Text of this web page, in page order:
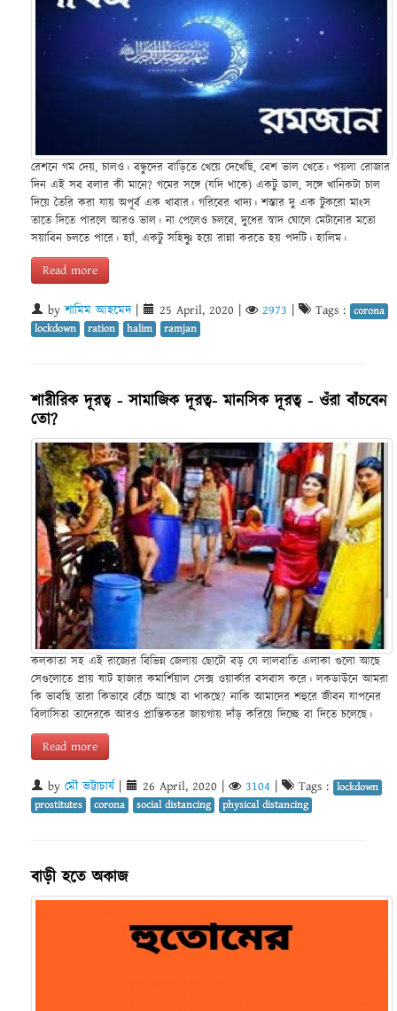
রেশনে গম দেয়, চালও। বন্ধুদের বাড়িতে খেয়ে দেখেছি, বেশ ভাল খেতে। পয়লা রোজার
দিন এই সব বলার কী মানে? গমের সঙ্গে (যদি থাকে) একটু ডাল, সঙ্গে খানিকটা চাল
দিয়ে তৈরি করা যায় অপূর্ব এক খাবার। গরিবের খাদ্য। শস্তার দু এক টুকরো মাংস
তাতে দিতে পারলে আরও ভাল। না পেলেও চলবে, দুধের স্বাদ ঘোলে মেটানোর মতো
সয়াবিন চলতে পারে। হ্যাঁ, একটু সহিষ্ণু হয়ে রান্না করতে হয় পদটি। হালিম।
Read more
byশামিম আহমেদ| 25 April, 2020 | 2973 | Tags : corona
lockdown
ration halim ramjan
শারীরিক দূরত্ব - সামাজিক দূরত্ব- মানসিক দূরত্ব - ওঁরা বাঁচবেন
তো?
কলকাতা সহ এই রাজ্যের বিভিন্ন জেলায় ছোটো বড় যে লালবাতি এলাকা গুলো আছে
সেগুলোতে প্রায় ষাট হাজার কমার্শিয়াল সেক্স ওয়ার্কার বসবাস করে। লকডাউনে আমরা
কি ভাবছি তারা কিভাবে বেঁচে আছে বা থাকছে? নাকি আমাদের শহুরে জীবন যাপনের
বিলাসিতা তাদেরকে আরও প্রান্তিকতর জায়গায় দাঁড় করিয়ে দিচ্ছে বা দিতে চলেছে।
Read more
by মৌ ভট্টাচার্য | 26 April, 2020 | 3104 | Tags : lockdown
prostitutes
corona social distancing physical distancing
বাড়ী হতে অকাজ